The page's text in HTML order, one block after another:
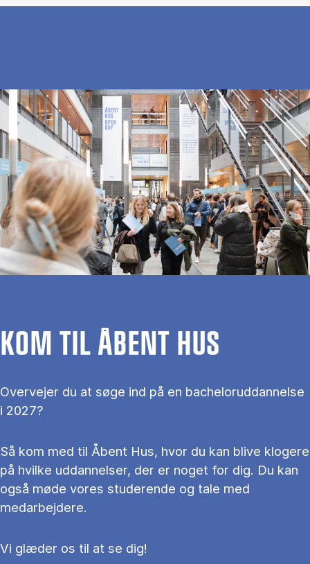
KOM TIL ÅBENT HUS
Overvejer du at søge ind på en bacheloruddannelse
i 2027?
Så kom med til Åbent Hus, hvor du kan blive klogere
på hvilke uddannelser, der er noget for dig. Du kan
også møde vores studerende og tale med
medarbejdere.
Vi glæder os til at se dig!